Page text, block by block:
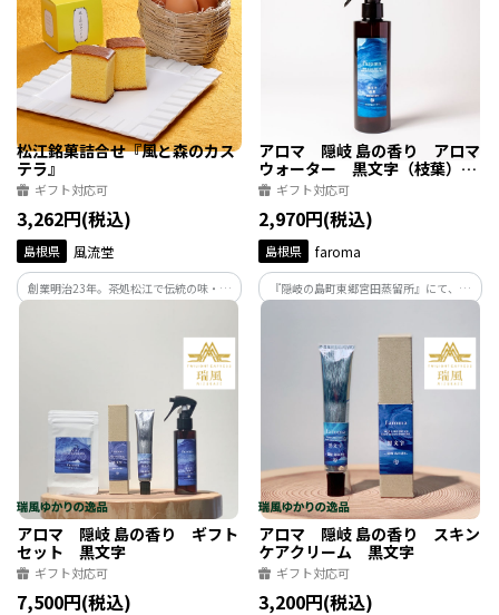
く、お吸い物にした時に美味しい出汁が
でます。
く、お吸い物にした時に美味しい出汁が
でます。
松江銘菓詰合せ『風と森のカス
テラ』
ギフト対応可
3,262円(税込)
島根県 風流堂
創業明治23年。茶処松江で伝統の味・技
と森のカステラ」は、こだわり卵を使用
し、職人の技で香り豊かに焼き上げた贅
アロマ 隠岐 島の香り アロマ
ウォーター 黒文字（枝葉）
200ml
ギフト対応可
2,970円(税込)
島根県 faroma
『隠岐の島町東郷宮田蒸留所』にて、隠
トル詰。無添加、自然の力そのままのア
ロマウォーターです。香りは「木部」と
「枝葉」の2種。
アロマ 隠岐 島の香り ギフト
セット 黒文字
ギフト対応可
7,500円(税込)
アロマ 隠岐 島の香り スキン
ケアクリーム 黒文字
ギフト対応可
3,200円(税込)